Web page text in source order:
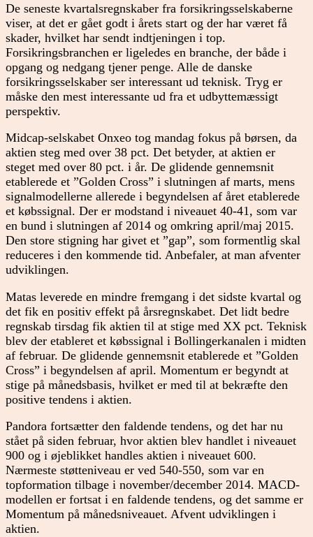
De seneste kvartalsregnskaber fra forsikringsselskaberne
viser, at det er gået godt i årets start og der har været få
skader, hvilket har sendt indtjeningen i top.
Forsikringsbranchen er ligeledes en branche, der både i
opgang og nedgang tjener penge. Alle de danske
forsikringsselskaber ser interessant ud teknisk. Tryg er
måske den mest interessante ud fra et udbyttemæssigt
perspektiv.
Midcap-selskabet Onxeo tog mandag fokus på børsen, da
aktien steg med over 38 pct. Det betyder, at aktien er
steget med over 80 pct. i år. De glidende gennemsnit
etablerede et ”Golden Cross” i slutningen af marts, mens
signalmodellerne allerede i begyndelsen af året etablerede
et købssignal. Der er modstand i niveauet 40-41, som var
en bund i slutningen af 2014 og omkring april/maj 2015.
Den store stigning har givet et ”gap”, som formentlig skal
reduceres i den kommende tid. Anbefaler, at man afventer
udviklingen.
Matas leverede en mindre fremgang i det sidste kvartal og
det fik en positiv effekt på årsregnskabet. Det lidt bedre
regnskab tirsdag fik aktien til at stige med XX pct. Teknisk
blev der etableret et købssignal i Bollingerkanalen i midten
af februar. De glidende gennemsnit etablerede et ”Golden
Cross” i begyndelsen af april. Momentum er begyndt at
stige på månedsbasis, hvilket er med til at bekræfte den
positive tendens i aktien.
Pandora fortsætter den faldende tendens, og det har nu
stået på siden februar, hvor aktien blev handlet i niveauet
900 og i øjeblikket handles aktien i niveauet 600.
Nærmeste støtteniveau er ved 540-550, som var en
topformation tilbage i november/december 2014. MACD-
modellen er fortsat i en faldende tendens, og det samme er
Momentum på månedsniveauet. Afvent udviklingen i
aktien.